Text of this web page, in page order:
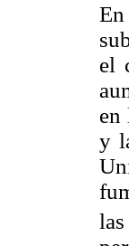
el
en
y